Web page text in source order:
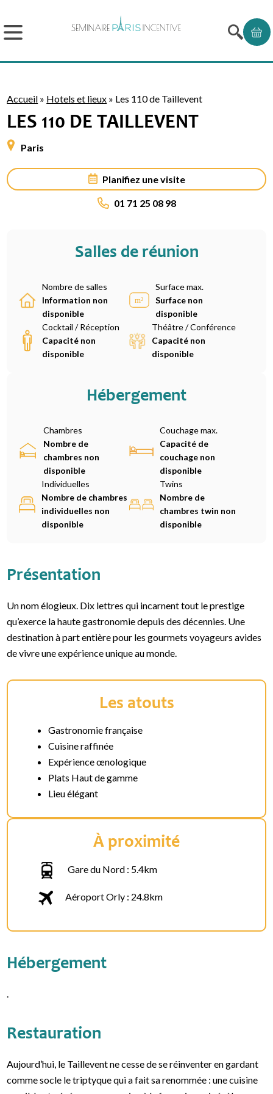
Accueil » Hotels et lieux » Les 110 de Taillevent
LES 110 DE TAILLEVENT
Paris
Planifiez une visite
01 71 25 08 98
Salles de réunion
Nombre de salles
Information non
disponible
Surface max.
Surface non
disponible
Cocktail / Réception
Capacité non
disponible
Théâtre / Conférence
Capacité non
disponible
Hébergement
Chambres
Nombre de
chambres non
disponible
Couchage max.
Capacité de
couchage non
disponible
Individuelles
Nombre de chambres
individuelles non
disponible
Twins
Nombre de
chambres twin non
disponible
Présentation
Un nom élogieux. Dix lettres qui incarnent tout le prestige
qu’exerce la haute gastronomie depuis des décennies. Une
destination à part entière pour les gourmets voyageurs avides
de vivre une expérience unique au monde.
Les atouts
Gastronomie française
Cuisine raffinée
Expérience œnologique
Plats Haut de gamme
Lieu élégant
À proximité
Gare du Nord : 5.4km
Aéroport Orly : 24.8km
Hébergement
.
Restauration
Aujourd’hui, le Taillevent ne cesse de se réinventer en gardant
comme socle le triptyque qui a fait sa renommée : une cuisine